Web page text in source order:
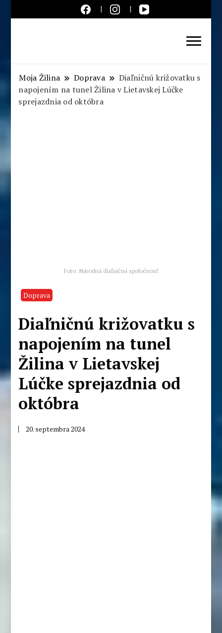
Slovensko
Moja Žilina Doprava
Diaľničnú križovatku s
napojením na tunel Žilina v Lietavskej Lúčke
sprejazdnia od októbra
Foto: Národná diaľničná spoločnosť
Doprava
Diaľničnú križovatku s
napojením na tunel
Žilina v Lietavskej
Lúčke sprejazdnia od
októbra
20. septembra 2024